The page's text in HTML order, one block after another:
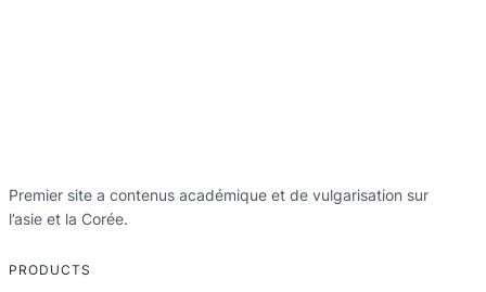
Premier site a contenus académique et de vulgarisation sur
l’asie et la Corée.
PRODUCTS